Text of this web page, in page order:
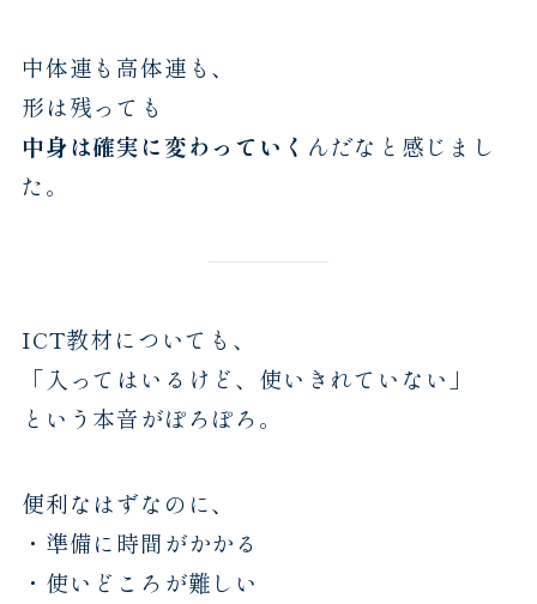
中体連も高体連も、
形は残っても
中身は確実に変わっていく んだなと感じまし
た。
ICT教材についても、
「入ってはいるけど、使いきれていない」
という本音がぽろぽろ。
便利なはずなのに、
・準備に時間がかかる
・使いどころが難しい